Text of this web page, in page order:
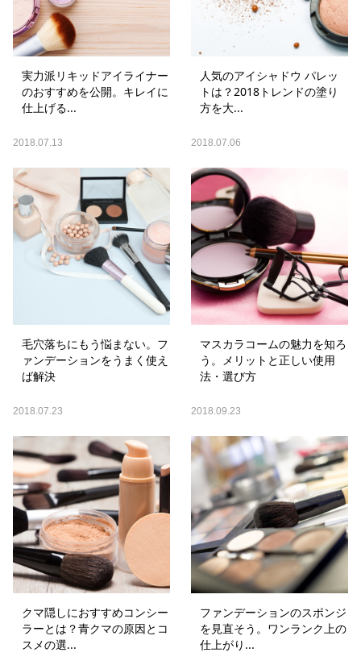
実力派リキッドアイライナー
のおすすめを公開。キレイに
仕上げる...
2018.07.13
人気のアイシャドウ パレッ
トは？2018トレンドの塗り
方を大...
2018.07.06
毛穴落ちにもう悩まない。フ
ァンデーションをうまく使え
ば解決
2018.07.23
マスカラコームの魅力を知ろ
う。メリットと正しい使用
法・選び方
2018.09.23
クマ隠しにおすすめコンシー
ラーとは？青クマの原因とコ
スメの選...
ファンデーションのスポンジ
を見直そう。ワンランク上の
仕上がり...